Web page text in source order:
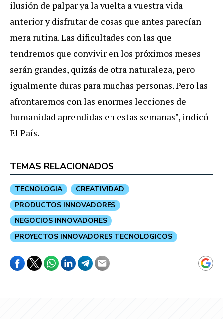
ilusión de palpar ya la vuelta a vuestra vida
anterior y disfrutar de cosas que antes parecían
mera rutina. Las dificultades con las que
tendremos que convivir en los próximos meses
serán grandes, quizás de otra naturaleza, pero
igualmente duras para muchas personas. Pero las
afrontaremos con las enormes lecciones de
humanidad aprendidas en estas semanas", indicó
El País.
TEMAS RELACIONADOS
TECNOLOGIA
CREATIVIDAD
PRODUCTOS INNOVADORES
NEGOCIOS INNOVADORES
PROYECTOS INNOVADORES TECNOLOGICOS